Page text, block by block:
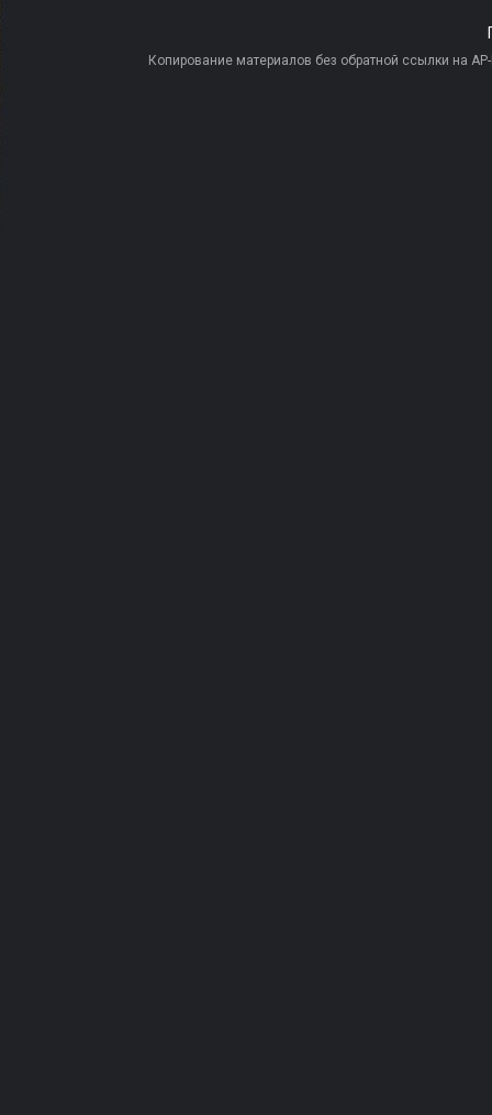
Копирование материалов без обратной ссылки на